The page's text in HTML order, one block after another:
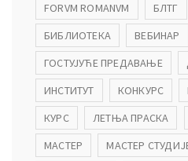
FORVM ROMANVM БЛТГ
БИБЛИОТЕКА
ВЕБИНАР
ГОСТУЈУЋЕ ПРЕДАВАЊЕ
ИНСТИТУТ
КОНКУРС
КУРС
ЛЕТЊА ПРАСКА
МАСТЕР
МАСТЕР